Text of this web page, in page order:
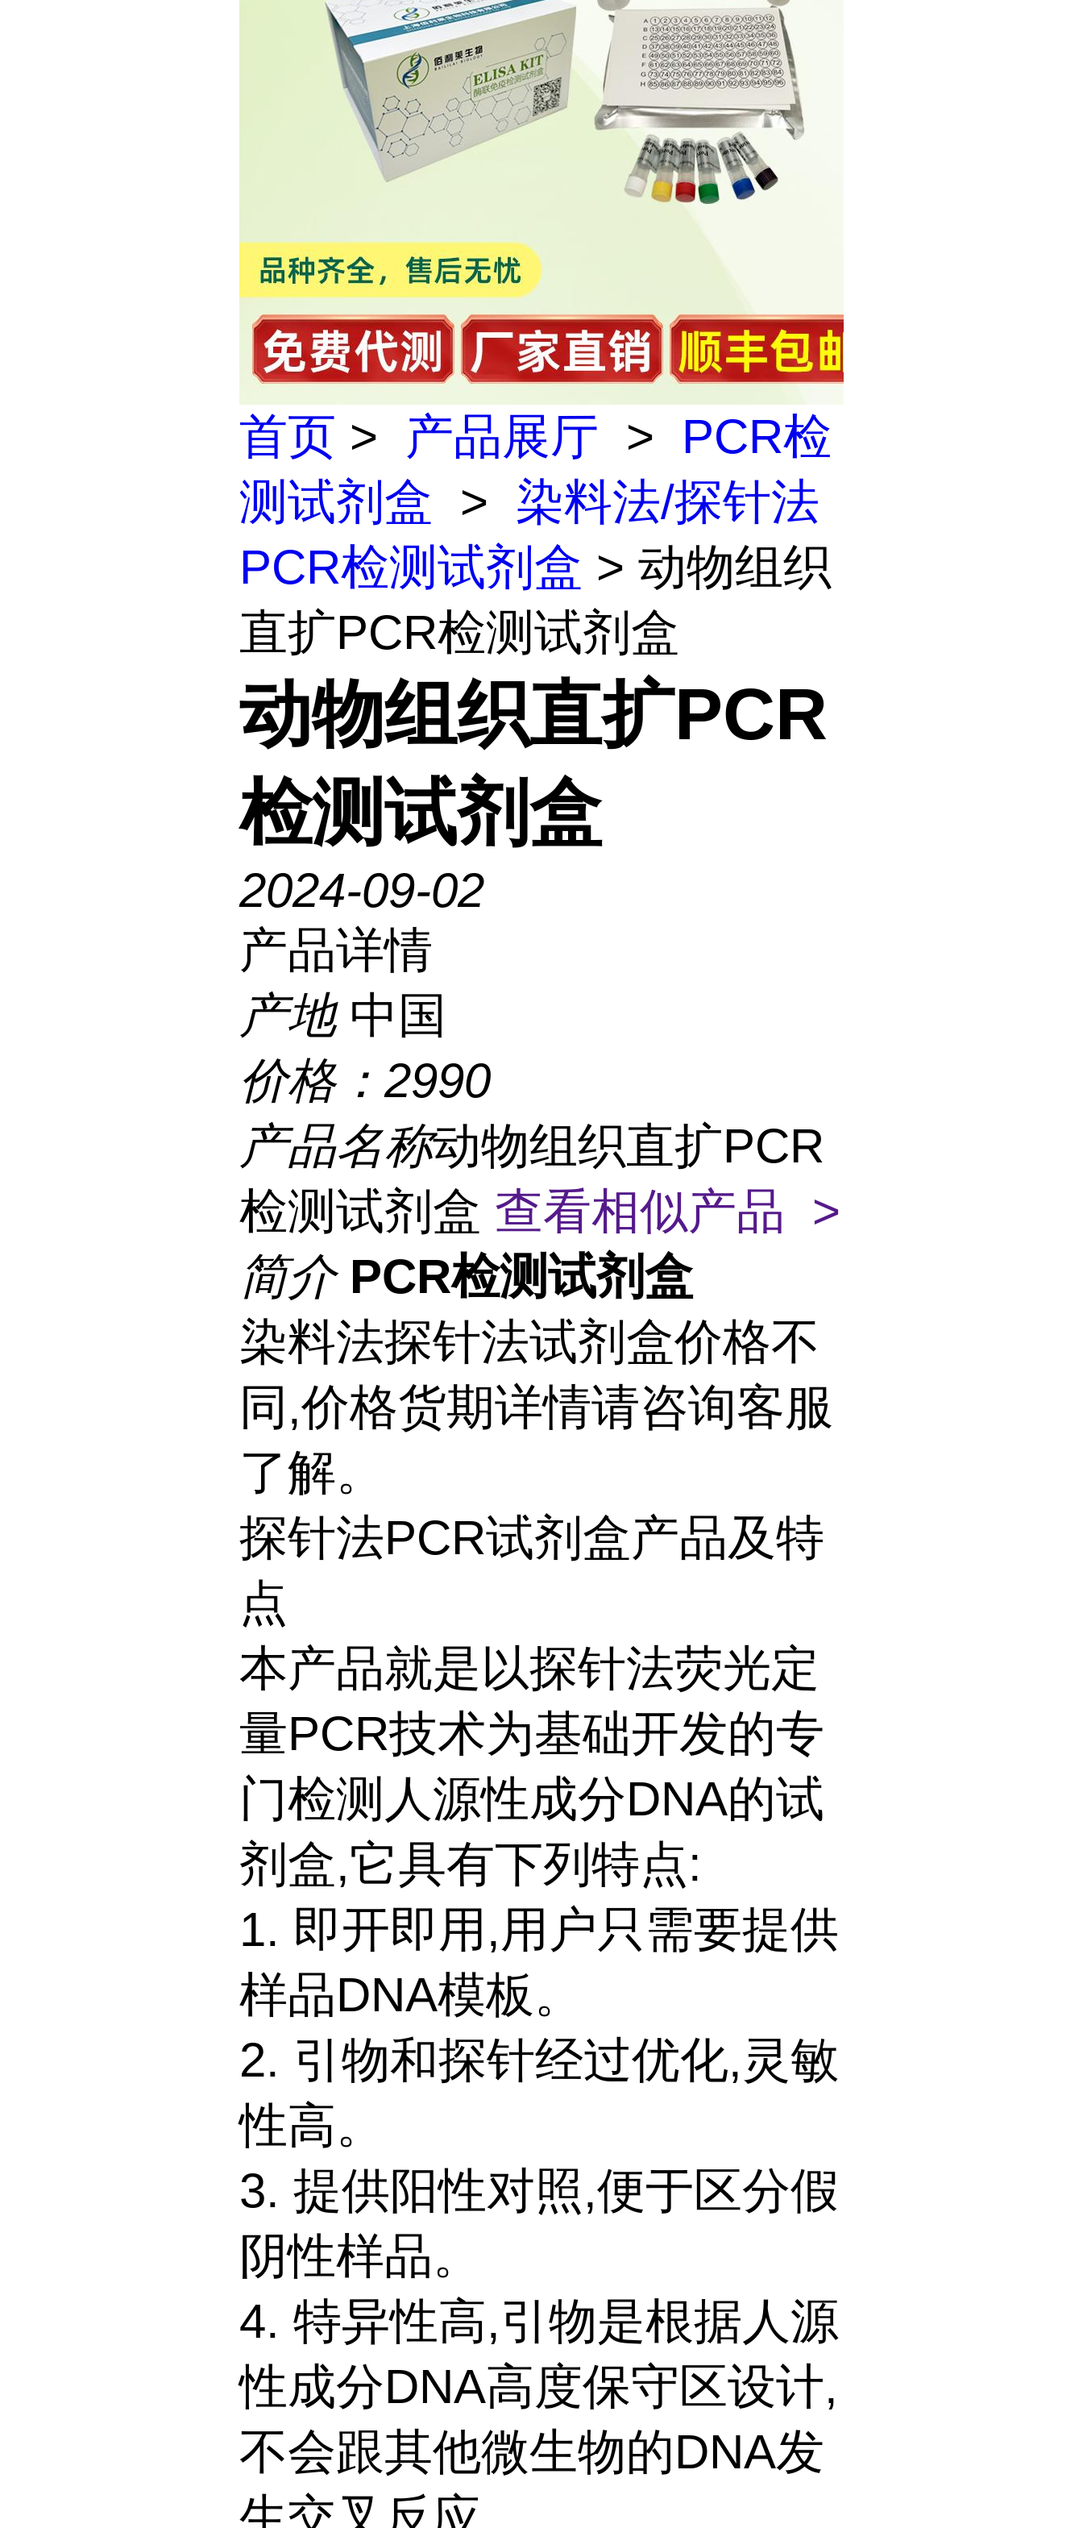
首页 > 产品展厅 >
PCR检
测试剂盒 > 染料法/探针法
PCR检测试剂盒 > 动物组织
直扩PCR检测试剂盒
动物组织直扩PCR
检测试剂盒
2024-09-02
产品详情
产地 中国
价格： 2990
产品名称动物组织直扩PCR
检测试剂盒 查看相似产品 >
简介 PCR检测试剂盒
染料法探针法试剂盒价格不
同,价格货期详情请咨询客服
了解。
探针法PCR试剂盒产品及特
点
本产品就是以探针法荧光定
量PCR技术为基础开发的专
门检测人源性成分DNA的试
剂盒,它具有下列特点:
1. 即开即用,用户只需要提供
样品DNA模板。
2. 引物和探针经过优化,灵敏
性高。
3. 提供阳性对照,便于区分假
阴性样品。
4. 特异性高,引物是根据人源
性成分DNA高度保守区设计,
不会跟其他微生物的DNA发
生交叉反应。